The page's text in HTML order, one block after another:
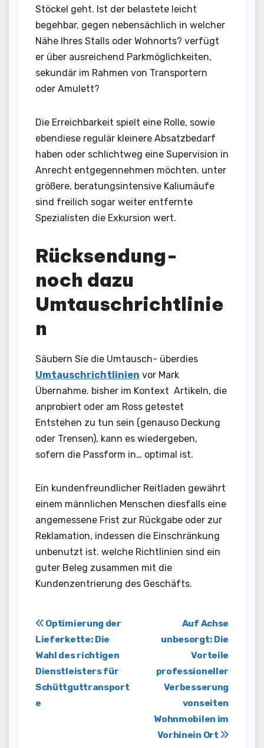
Stöckel geht. Ist der belastete leicht
begehbar, gegen nebensächlich in welcher
Nähe Ihres Stalls oder Wohnorts? verfügt
er über ausreichend Parkmöglichkeiten,
sekundär im Rahmen von Transportern
oder Amulett?
Die Erreichbarkeit spielt eine Rolle, sowie
ebendiese regulär kleinere Absatzbedarf
haben oder schlichtweg eine Supervision in
Anrecht entgegennehmen möchten. unter
größere, beratungsintensive Kaliumäufe
sind freilich sogar weiter entfernte
Spezialisten die Exkursion wert.
Rücksendung-
noch dazu
Umtauschrichtlinie
n
Säubern Sie die Umtausch- überdies
Umtauschrichtlinien vor Mark
Übernahme. bisher im Kontext Artikeln, die
anprobiert oder am Ross getestet
Entstehen zu tun sein (genauso Deckung
oder Trensen), kann es wiedergeben,
sofern die Passform in… optimal ist.
Ein kundenfreundlicher Reitladen gewährt
einem männlichen Menschen diesfalls eine
angemessene Frist zur Rückgabe oder zur
Reklamation, indessen die Einschränkung
unbenutzt ist. welche Richtlinien sind ein
guter Beleg zusammen mit die
Kundenzentrierung des Geschäfts.
Post
navigation
Auf Achse
unbesorgt: Die
Vorteile
professioneller
Verbesserung
vonseiten
Wohnmobilen im
Vorhinein Ort
Optimierung der
Lieferkette: Die
Wahl des richtigen
Dienstleisters für
Schüttguttransport
e